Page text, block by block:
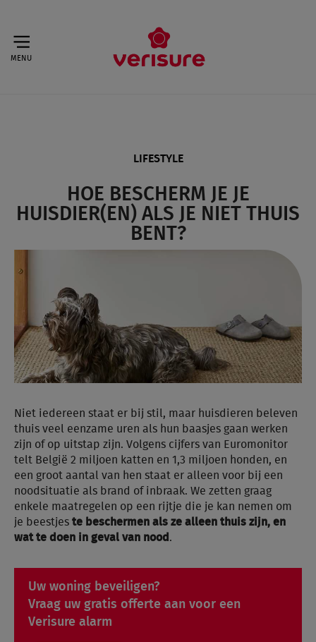
MENU
LIFESTYLE
HOE BESCHERM JE JE
HUISDIER(EN) ALS JE NIET THUIS
BENT?
Niet iedereen staat er bij stil, maar huisdieren beleven
thuis veel eenzame uren als hun baasjes gaan werken
zijn of op uitstap zijn. Volgens cijfers van Euromonitor
telt België 2 miljoen katten en 1,3 miljoen honden, en
een groot aantal van hen staat er alleen voor bij een
noodsituatie als brand of inbraak. We zetten graag
enkele maatregelen op een rijtje die je kan nemen om
je beestjes te beschermen als ze alleen thuis zijn, en
wat te doen in geval van nood .
Uw woning beveiligen?
Vraag uw gratis offerte aan voor een
Verisure alarm